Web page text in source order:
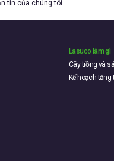
Lasuco làm gì
Cây trồng và
Kế hoạch tăng